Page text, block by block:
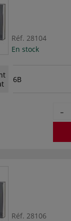
Réf. 28104
En stock
6B
-
Réf. 28106